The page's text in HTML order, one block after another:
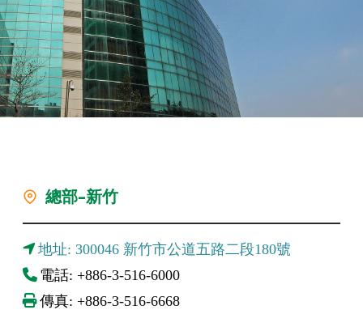
總部-新竹
地址: 300046 新竹市公道五路二段180號
電話: +886-3-516-6000
傳真: +886-3-516-6668